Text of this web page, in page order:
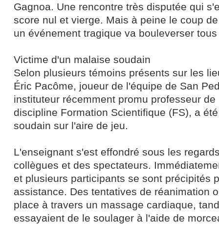
Gagnoa. Une rencontre très disputée qui
score nul et vierge. Mais à peine le coup
un événement tragique va bouleverser
Victime d'un malaise soudain
Selon plusieurs témoins présents sur les
Éric Pacôme, joueur de l'équipe de San
instituteur récemment promu professeur de
discipline Formation Scientifique (FS), a
soudain sur l'aire de jeu.
L'enseignant s'est effondré sous les
collègues et des spectateurs.
et plusieurs participants se sont précipités
assistance. Des tentatives de réanimation
place à travers un massage cardiaque,
essayaient de le soulager à l'aide de